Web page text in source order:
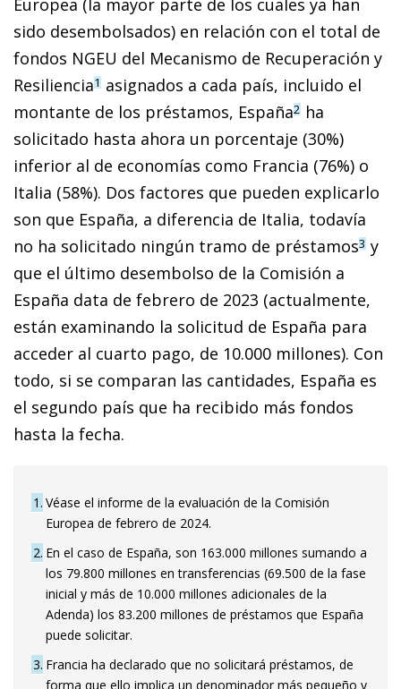
sido desembolsados) en relación con el total de
fondos NGEU del Mecanismo de Recuperación y
Resiliencia1 asignados a cada país, incluido el
montante de los préstamos, España2 ha
solicitado hasta ahora un porcentaje (30%)
inferior al de economías como Francia (76%) o
Italia (58%). Dos factores que pueden explicarlo
son que España, a diferencia de Italia, todavía
no ha solicitado ningún tramo de préstamos3 y
que el último desembolso de la Comisión a
España data de febrero de 2023 (actualmente,
están examinando la solicitud de España para
acceder al cuarto pago, de 10.000 millones). Con
todo, si se comparan las cantidades, España es
el segundo país que ha recibido más fondos
hasta la fecha.
1 Véase el informe de la evaluación de la Comisión
Europea de febrero de 2024.
2 En el caso de España, son 163.000 millones sumando a
los 79.800 millones en transferencias (69.500 de la fase
inicial y más de 10.000 millones adicionales de la
Adenda) los 83.200 millones de préstamos que España
puede solicitar.
3 Francia ha declarado que no solicitará préstamos, de
forma que ello implica un denominador más pequeño y